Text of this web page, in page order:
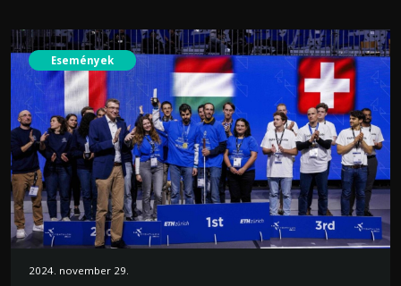
Események
2024. november 29.